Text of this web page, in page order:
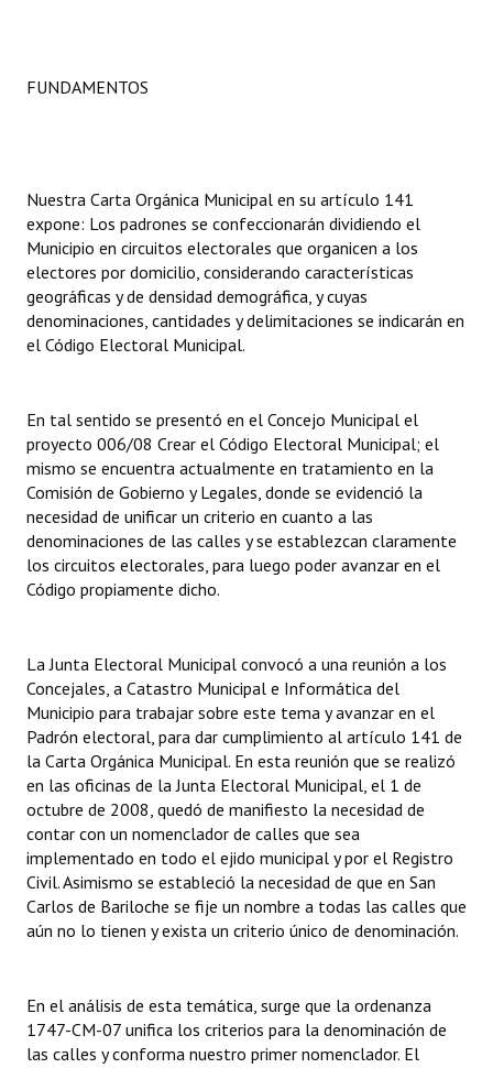
INSTITUCIONAL
Noticias Destacadas
Registros y Distinciones
Datos Históricos
Premio al Mérito - Registro
Mujeres que Dejaron Huellas - Registro
Periodistas Decanos - Registro
Ciudadano Ilustre - Registro
Banca del Vecino - Registro
Huéspedes de Honor - Registro
Reconocimientos - Registro
Bariloche, Municipio intercultural
Entrega de distinciones
REFORMA DE LA CARTA ORGÁNICA
FUNDAMENTOS
Nuestra Carta Orgánica Municipal en su artículo 141
expone: Los padrones se confeccionarán dividiendo el
Municipio en circuitos electorales que organicen a los
electores por domicilio, considerando características
geográficas y de densidad demográfica, y cuyas
denominaciones, cantidades y delimitaciones se indicarán en
el Código Electoral Municipal.
En tal sentido se presentó en el Concejo Municipal el
proyecto 006/08 Crear el Código Electoral Municipal; el
mismo se encuentra actualmente en tratamiento en la
Comisión de Gobierno y Legales, donde se evidenció la
necesidad de unificar un criterio en cuanto a las
denominaciones de las calles y se establezcan claramente
los circuitos electorales, para luego poder avanzar en el
Código propiamente dicho.
La Junta Electoral Municipal convocó a una reunión a los
Concejales, a Catastro Municipal e Informática del
Municipio para trabajar sobre este tema y avanzar en el
Padrón electoral, para dar cumplimiento al artículo 141 de
la Carta Orgánica Municipal. En esta reunión que se realizó
en las oficinas de la Junta Electoral Municipal, el 1 de
octubre de 2008, quedó de manifiesto la necesidad de
contar con un nomenclador de calles que sea
implementado en todo el ejido municipal y por el Registro
Civil. Asimismo se estableció la necesidad de que en San
Carlos de Bariloche se fije un nombre a todas las calles que
aún no lo tienen y exista un criterio único de denominación.
En el análisis de esta temática, surge que la ordenanza
1747-CM-07 unifica los criterios para la denominación de
las calles y conforma nuestro primer nomenclador. El